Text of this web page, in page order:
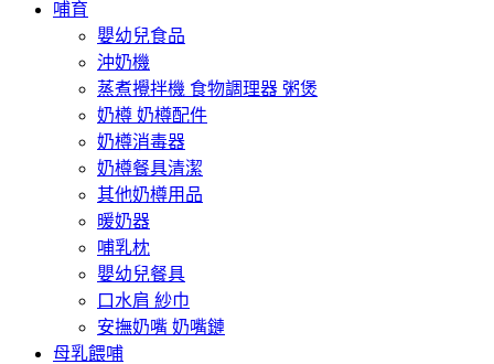
哺育
嬰幼兒食品
沖奶機
蒸煮攪拌機 食物調理器 粥煲
奶樽 奶樽配件
奶樽消毒器
奶樽餐具清潔
其他奶樽用品
暖奶器
哺乳枕
嬰幼兒餐具
口水肩 紗巾
安撫奶嘴 奶嘴鏈
母乳餵哺